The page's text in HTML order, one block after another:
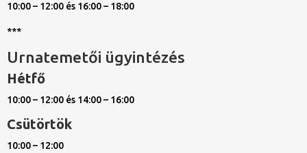
10:00 – 12:00 és 16:00 – 18:00
***
Urnatemetői ügyintézés
Hétfő
10:00 – 12:00 és 14:00 – 16:00
Csütörtök
10:00 – 12:00